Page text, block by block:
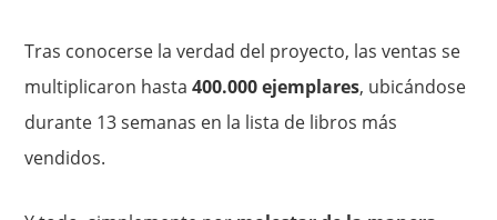
Tras conocerse la verdad del proyecto, las ventas se
multiplicaron hasta400.000 ejemplares, ubicándose
durante 13 semanas en la lista de libros más
vendidos.